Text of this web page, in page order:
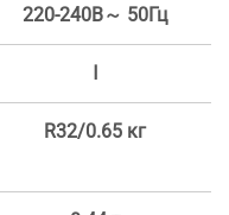
220-240В～ 50Гц
R32/0.65 кг